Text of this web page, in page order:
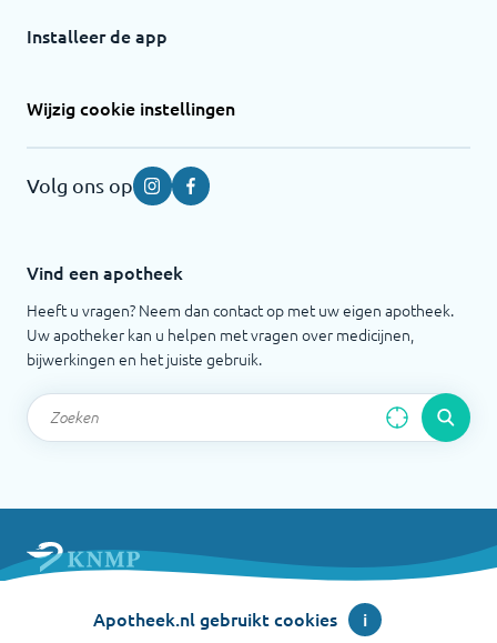
Installeer de app
Wijzig cookie instellingen
Volg ons op InstagramFacebook
Vind een apotheek
Heeft u vragen? Neem dan contact op met uw eigen apotheek.
Uw apotheker kan u helpen met vragen over medicijnen,
bijwerkingen en het juiste gebruik.
Nederlandse Maatschappij ter bevordering der
Apotheek.nl gebruikt cookies i